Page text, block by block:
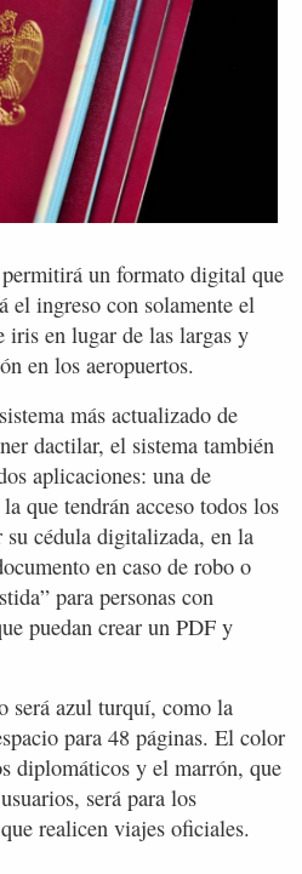
un formato digital que
el ingreso con solamente el
en lugar de las largas y
en los aeropuertos.
más actualizado de
dactilar, el sistema también
aplicaciones: una de
que tendrán acceso todos los
su cédula digitalizada, en la
en caso de robo o
para personas con
puedan crear un PDF y
será azul turquí, como la
para 48 páginas. El color
diplomáticos y el marrón, que
será para los
realicen viajes oficiales.